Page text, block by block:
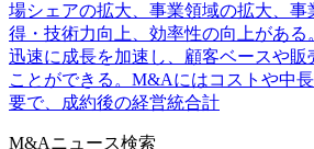
場シェアの拡大、事業領域の拡大、事
得・技術力向上、効率性の向上がある
迅速に成長を加速し、顧客ベースや販
ことができる。M&Aにはコストや中
要で、成約後の経営統合計
M&Aニュース検索